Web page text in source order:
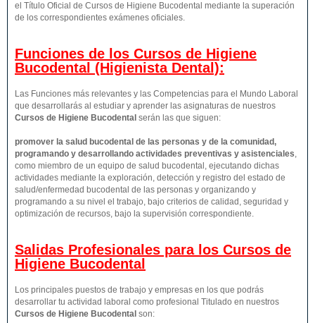
el Título Oficial de Cursos de Higiene Bucodental mediante la superación
de los correspondientes exámenes oficiales.
Funciones de los Cursos de Higiene
Bucodental (Higienista Dental):
Las Funciones más relevantes y las Competencias para el Mundo Laboral
que desarrollarás al estudiar y aprender las asignaturas de nuestros
Cursos de Higiene Bucodental serán las que siguen:
promover la salud bucodental de las personas y de la comunidad,
programando y desarrollando actividades preventivas y asistenciales,
como miembro de un equipo de salud bucodental, ejecutando dichas
actividades mediante la exploración, detección y registro del estado de
salud/enfermedad bucodental de las personas y organizando y
programando a su nivel el trabajo, bajo criterios de calidad, seguridad y
optimización de recursos, bajo la supervisión correspondiente.
Salidas Profesionales para los Cursos de
Higiene Bucodental
Los principales puestos de trabajo y empresas en los que podrás
desarrollar tu actividad laboral como profesional Titulado en nuestros
Cursos de Higiene Bucodental son: